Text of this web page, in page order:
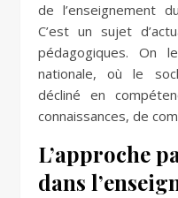
de l’enseignement
C’est un sujet
pédagogiques. On
nationale, où le
décliné en
connaissances, de
L’approche
dans